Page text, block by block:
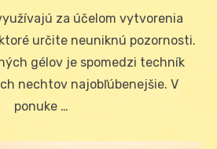
za účelom vytvorenia
určite neuniknú pozornosti.
gélov je spomedzi techník
nechtov najobľúbenejšie. V
ponuke …